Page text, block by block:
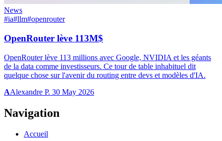
News
#ia#llm#openrouter
OpenRouter lève 113M$
OpenRouter lève 113 millions avec Google, NVIDIA et les géants
de la data comme investisseurs. Ce tour de table inhabituel dit
quelque chose sur l'avenir du routing entre devs et modèles d'IA.
AAlexandre P. 30 May 2026
Navigation
Accueil